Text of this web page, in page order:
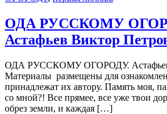
ОДА РУССКОМУ
Астафьев Виктор
ОДА РУССКОМУ ОГОРОДУ. Астафьев
Материалы размещены для
принадлежат их автору. Память моя,
со мной?! Все прямее, все уже твои
обрез земли, и каждая […]